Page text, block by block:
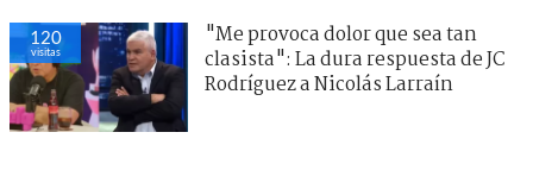
120
visitas
"Me provoca dolor que sea tan
clasista": La dura respuesta de JC
Rodríguez a Nicolás Larraín